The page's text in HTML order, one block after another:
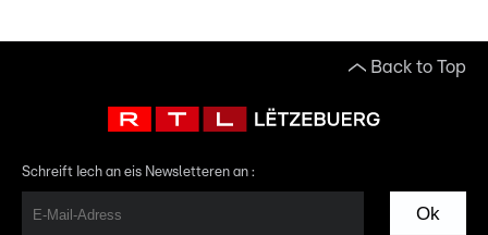
Back to Top
Schreift Iech an eis Newsletteren an :
Ok